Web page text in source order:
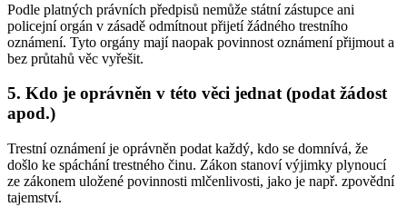
Podle platných právních předpisů nemůže státní zástupce ani
policejní orgán v zásadě odmítnout přijetí žádného trestního
oznámení. Tyto orgány mají naopak povinnost oznámení přijmout a
bez průtahů věc vyřešit.
5. Kdo je oprávněn v této věci jednat (podat žádost
apod.)
Trestní oznámení je oprávněn podat každý, kdo se domnívá, že
došlo ke spáchání trestného činu. Zákon stanoví výjimky plynoucí
ze zákonem uložené povinnosti mlčenlivosti, jako je např. zpovědní
tajemství.